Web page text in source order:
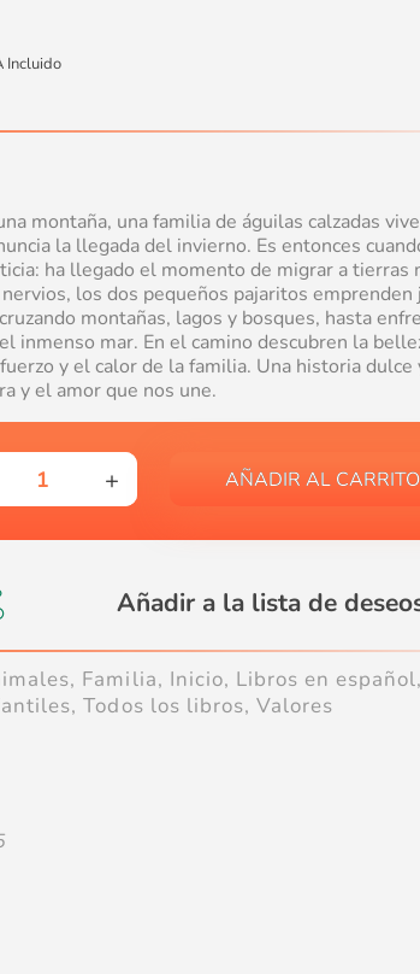
Incluido
montaña, una familia de águilas calzadas
la llegada del invierno. Es entonces
ha llegado el momento de migrar a tierras
los dos pequeños pajaritos emprenden
montañas, lagos y bosques, hasta
inmenso mar. En el camino descubren la
y el calor de la familia. Una historia
y el amor que nos une.
AÑADIR AL CARRITO
, Familia, Inicio, Libros en español,
,Todos los libros, Valores